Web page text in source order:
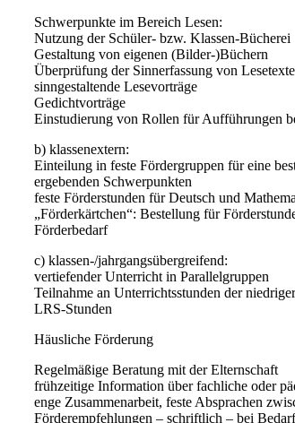
Schwerpunkte im Bereich Lesen:
Nutzung der Schüler- bzw. Klassen-Bücherei
Gestaltung von eigenen (Bilder-)Büchern
Überprüfung der Sinnerfassung von
sinngestaltende Lesevorträge
Gedichtvorträge
Einstudierung von Rollen für Aufführungen
b) klassenextern:
Einteilung in feste Fördergruppen für eine
ergebenden Schwerpunkten
feste Förderstunden für Deutsch und
„Förderkärtchen“: Bestellung für
Förderbedarf
c) klassen-/jahrgangsübergreifend:
vertiefender Unterricht in Parallelgruppen
Teilnahme an Unterrichtsstunden der
LRS-Stunden
Häusliche Förderung
Regelmäßige Beratung mit der Elternschaft
frühzeitige Information über fachliche oder
enge Zusammenarbeit, feste Absprachen
Förderempfehlungen – schriftlich – bei